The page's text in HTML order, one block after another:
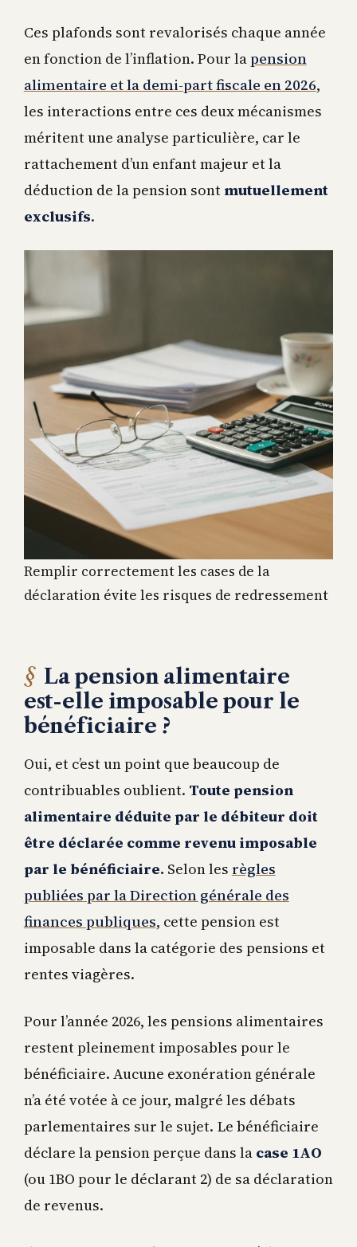
Ces plafonds sont revalorisés chaque année
en fonction de l’inflation. Pour lapension
alimentaire et la demi-part fiscale en 2026,
les interactions entre ces deux mécanismes
méritent une analyse particulière, car le
rattachement d’un enfant majeur et la
déduction de la pension sont mutuellement
exclusifs.
Remplir correctement les cases de la
déclaration évite les risques de redressement
La pension alimentaire
est-elle imposable pour le
bénéficiaire ?
Oui, et c’est un point que beaucoup de
contribuables oublient. Toute pension
alimentaire déduite par le débiteur doit
être déclarée comme revenu imposable
par le bénéficiaire. Selon les règles
publiées par la Direction générale des
finances publiques, cette pension est
imposable dans la catégorie des pensions et
rentes viagères.
Pour l’année 2026, les pensions alimentaires
restent pleinement imposables pour le
bénéficiaire. Aucune exonération générale
n’a été votée à ce jour, malgré les débats
parlementaires sur le sujet. Le bénéficiaire
déclare la pension perçue dans la case 1AO
(ou 1BO pour le déclarant 2) de sa déclaration
de revenus.